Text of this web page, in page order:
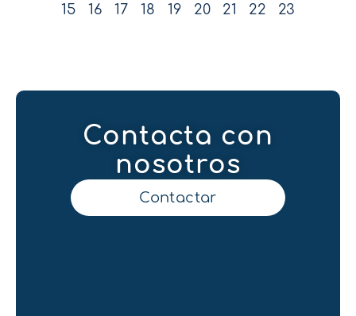
15
16 17 18 19 20 21 22 23
Contacta con
nosotros
Contactar